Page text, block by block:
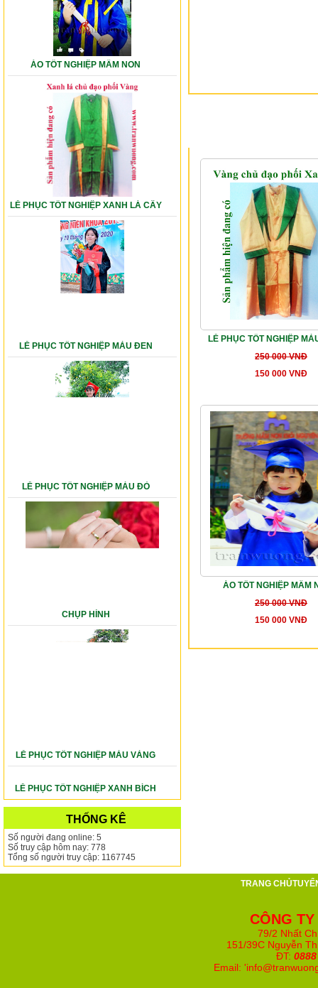
ÁO TỐT NGHIỆP MẦM NON
LỄ PHỤC TỐT NGHIỆP XANH LÁ CÂY
LỄ PHỤC TỐT NGHIỆP MÀU ĐEN
LỄ PHỤC TỐT NGHIỆP MÀU ĐỎ
CHỤP HÌNH
LỄ PHỤC TỐT NGHIỆP MÀU VÀNG
LỄ PHỤC TỐT NGHIỆP XANH BÍCH
THỐNG KÊ
Số người đang online: 5
Số truy cập hôm nay: 778
Tổng số người truy cập: 1167745
LỄ PHỤC TỐT NGHIỆP
250 000 VNĐ
150 000 VNĐ
ÁO TỐT NGHIỆP MẦM
250 000 VNĐ
150 000 VNĐ
TRANG CHỦ
CÔNG
79/2 Nhất
151/39C Nguyễn
ĐT:
Email: '